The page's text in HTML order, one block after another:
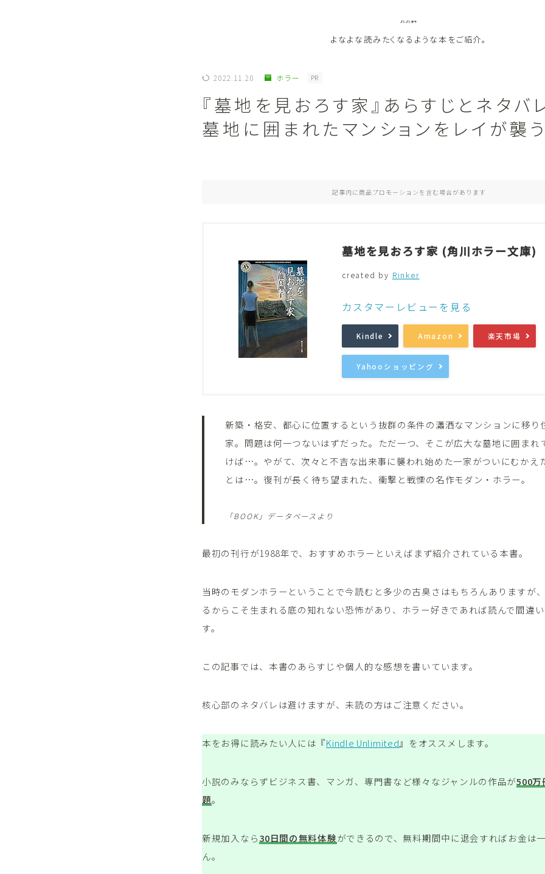
よなよな書房
よなよな読みたくなるような本をご紹介。
ジャンル Genre
作者別おすすめ Author
音楽 Music
2022.11.20 ホラー PR
『墓地を見おろす家』あらすじとネタバ
墓地に囲まれたマンションをレイが襲
記事内に商品プロモーションを含む場合があります
墓地を見おろす家 (角川ホラー文庫)
created by Rinker
カスタマーレビューを見る
Kindle Amazon 楽天市場
Yahooショッピング
新築・格安、都心に位置するという抜群の条件の瀟洒なマンションに移り
家。問題は何一つないはずだった。ただ一つ、そこが広大な墓地に囲まれ
けば…。やがて、次々と不吉な出来事に襲われ始めた一家がついにむかえ
とは…。復刊が長く待ち望まれた、衝撃と戦慄の名作モダン・ホラー。
「BOOK」データベースより
最初の刊行が1988年で、おすすめホラーといえばまず紹介されている本書。
当時のモダンホラーということで今読むと多少の古臭さはもちろんありますが
るからこそ生まれる底の知れない恐怖があり、ホラー好きであれば読んで間違
す。
この記事では、本書のあらすじや個人的な感想を書いています。
核心部のネタバレは避けますが、未読の方はご注意ください。
本をお得に読みたい人には『Kindle Unlimited』をオススメします。
小説のみならずビジネス書、マンガ、専門書など様々なジャンルの作品が500万
題。
新規加入なら30日間の無料体験ができるので、無料期間中に退会すればお金は
ん。